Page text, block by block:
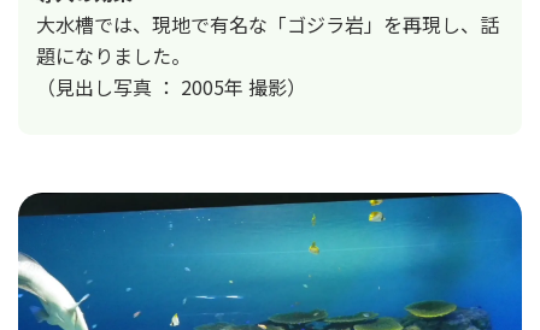
大水槽では、現地で有名な「ゴジラ岩」を再現し、話
題になりました。
（見出し写真 ： 2005年 撮影）